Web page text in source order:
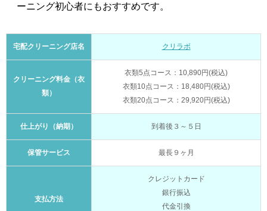
ーニング初心者にもおすすめです。
宅配クリーニング店名 クリラボ
クリーニング料金（衣
類）
衣類5点コース：10,890円(税込)
衣類10点コース：18,480円(税込)
衣類20点コース：29,920円(税込)
仕上がり（納期） 到着後３～５日
保管サービス 最長９ヶ月
支払方法
クレジットカード
銀行振込
代金引換